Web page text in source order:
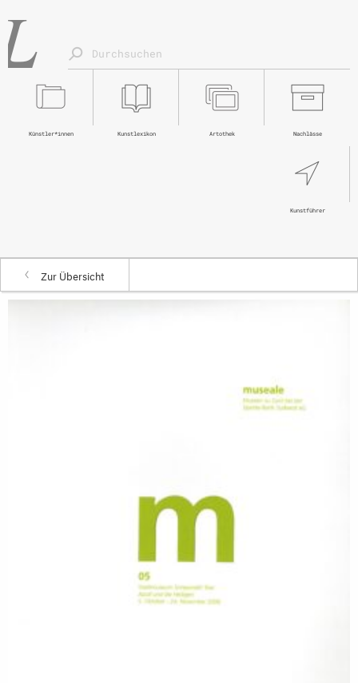
Nachlässe
Artothek
Kunstlexikon
Künstler*innen
Kunstführer
Zur Übersicht